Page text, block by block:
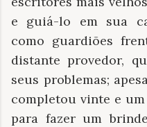
e guiá-lo em sua
como guardiões
distante provedor,
seus problemas;
completou vinte e
para fazer um